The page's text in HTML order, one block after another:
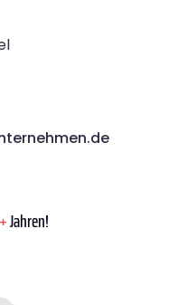
Jahren!